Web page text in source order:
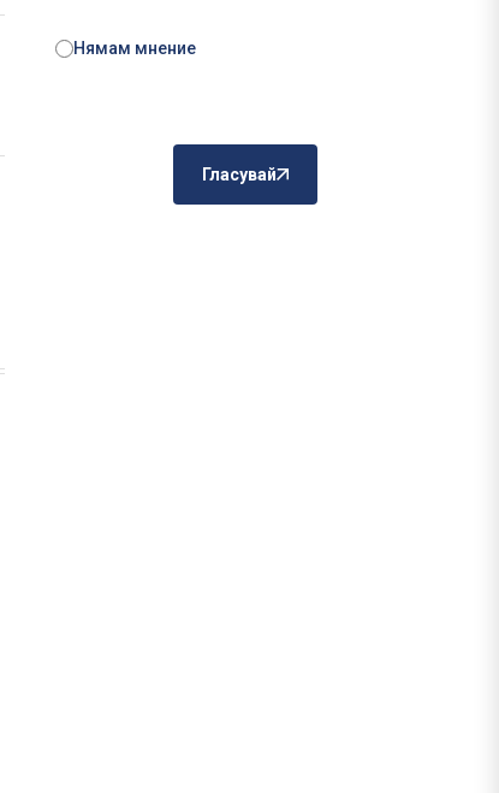
Нямам мнение
Гласувай